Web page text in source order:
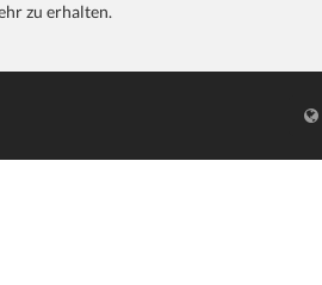
zu erhalten.